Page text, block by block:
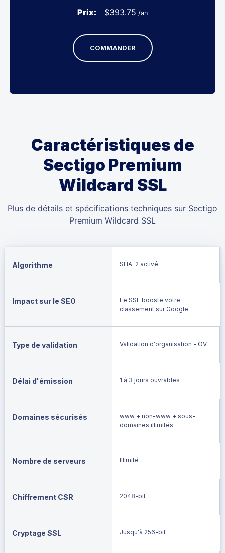
Prix: $393.75 /an
COMMANDER
Caractéristiques de
Sectigo Premium
Wildcard SSL
Plus de détails et spécifications techniques sur Sectigo
Premium Wildcard SSL
Algorithme SHA-2 activé
Impact sur le SEO
Le SSL booste votre
classement sur Google
Type de validation Validation d'organisation - OV
Délai d'émission 1 à 3 jours ouvrables
Domaines sécurisés
www + non-www + sous-
domaines illimités
Nombre de serveurs Illimité
Chiffrement CSR 2048-bit
Cryptage SSL Jusqu'à 256-bit